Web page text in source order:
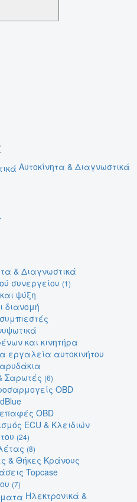
Αυτοκίνητα & Διαγνωστικά
& Διαγνωστικά
συνεργείου (1)
ψύξη
διανομή
και κινητήρα
εργαλεία αυτοκινήτου
Σαρωτές (6)
OBD
OBD
ECU & Κλειδιών
(24)
(8)
& Θήκες Κράνους
Topcase
(7)
Ηλεκτρονικά &